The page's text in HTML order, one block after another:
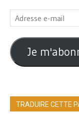
Adresse
e-
mail
Je
TRADUIRE CETTE